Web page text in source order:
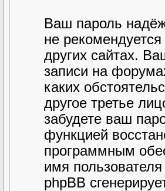
Ваш пароль
не
других сайтах.
записи на
каких
другое третье
забудете ваш
функцией
программным
имя
phpBB